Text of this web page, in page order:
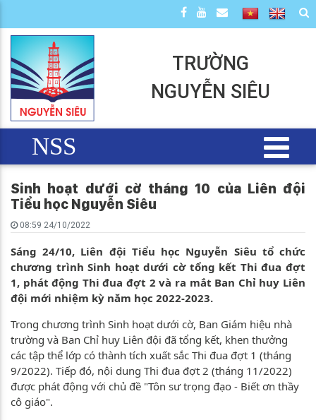
TRƯỜNG
NGUYỄN SIÊU
NSS
Sinh hoạt dưới cờ tháng 10 của Liên đội
Tiểu học Nguyễn Siêu
08:59 24/10/2022
Sáng 24/10, Liên đội Tiểu học Nguyễn Siêu tổ chức
chương trình Sinh hoạt dưới cờ tổng kết Thi đua đợt
1, phát động Thi đua đợt 2 và ra mắt Ban Chỉ huy Liên
đội mới nhiệm kỳ năm học 2022-2023.
Trong chương trình Sinh hoạt dưới cờ, Ban Giám hiệu nhà
trường và Ban Chỉ huy Liên đội đã tổng kết, khen thưởng
các tập thể lớp có thành tích xuất sắc Thi đua đợt 1 (tháng
9/2022). Tiếp đó, nội dung Thi đua đợt 2 (tháng 11/2022)
được phát động với chủ đề "Tôn sư trọng đạo - Biết ơn thầy
cô giáo".